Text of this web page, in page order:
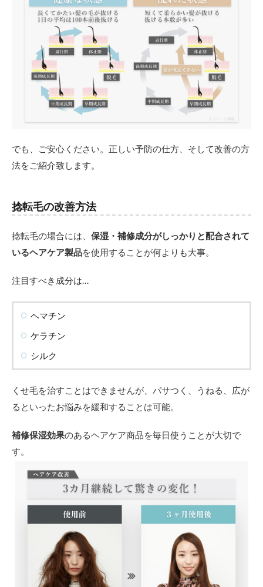
でも、ご安心ください。正しい予防の仕方、そして改善の方
法をご紹介致します。
捻転毛の改善方法
捻転毛の場合には、 保湿・補修成分がしっかりと配合されて
いるヘアケア製品を使用することが何よりも大事。
注目すべき成分は…
ヘマチン
ケラチン
シルク
くせ毛を治すことはできませんが、パサつく、うねる、広が
るといったお悩みを緩和することは可能。
補修保湿効果のあるヘアケア商品を毎日使うことが大切で
す。